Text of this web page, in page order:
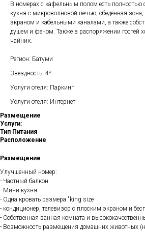
В номерах с кафельным полом есть полностью
кухня с микроволновой печью, обеденная
экраном и кабельными каналами, а также
душем и феном. Также в распоряжении гостей
чайник.
Регион: Батуми
Звездность: 4*
Услуги отеля: Паркинг
Услуги отеля: Интернет
Размещение
Услуги:
Тип Питания
Расположение
Размещение
Улучшенный номер:
- Частный балкон
- Мини-кухня
- Одна кровать размера "king size
- кондиционер, телевизор с плоским экраном и
- Собственная ванная комната и
- Возможность размещения домашних животных